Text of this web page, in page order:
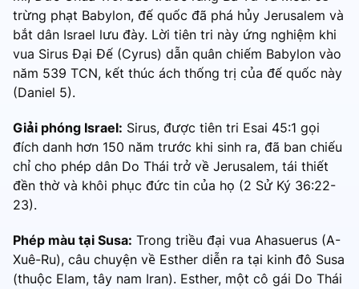
trừng phạt Babylon, đế quốc đã phá hủy Jerusalem và
bắt dân Israel lưu đày. Lời tiên tri này ứng nghiệm khi
vua Sirus Đại Đế (Cyrus) dẫn quân chiếm Babylon vào
năm 539 TCN, kết thúc ách thống trị của đế quốc này
(Daniel 5).
Giải phóng Israel: Sirus, được tiên tri Esai 45:1 gọi
đích danh hơn 150 năm trước khi sinh ra, đã ban chiếu
chỉ cho phép dân Do Thái trở về Jerusalem, tái thiết
đền thờ và khôi phục đức tin của họ (2 Sử Ký 36:22-
23).
Phép màu tại Susa: Trong triều đại vua Ahasuerus (A-
Xuê-Ru), câu chuyện về Esther diễn ra tại kinh đô Susa
(thuộc Elam, tây nam Iran). Esther, một cô gái Do Thái